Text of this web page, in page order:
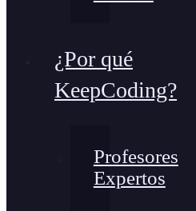
¿Por qué
KeepCoding?
Profesores
Expertos